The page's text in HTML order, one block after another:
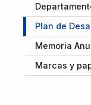
Plan de
Memoria
Marcas y